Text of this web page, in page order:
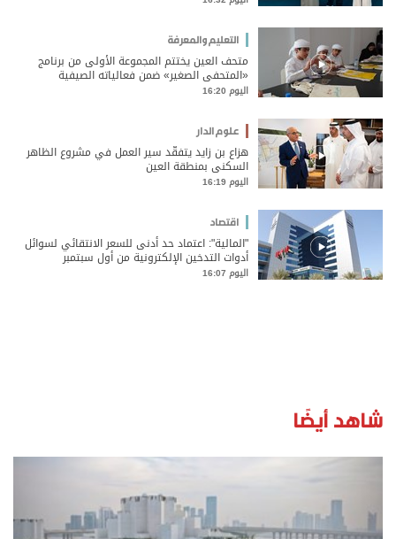
التعليم والمعرفة
متحف العين يختتم المجموعة الأولى من برنامج
«المتحفي الصغير» ضمن فعالياته الصيفية
اليوم 16:20
علوم الدار
هزاع بن زايد يتفقَّد سير العمل في مشروع الظاهر
السكني بمنطقة العين
اليوم 16:19
اقتصاد
"المالية": اعتماد حد أدنى للسعر الانتقائي لسوائل
أدوات التدخين الإلكترونية من أول سبتمبر
اليوم 16:07
شاهد أيضًا